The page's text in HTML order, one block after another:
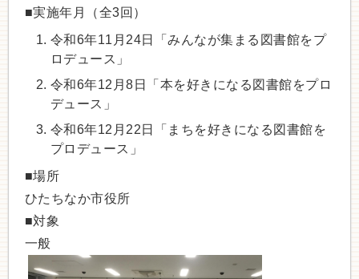
■実施年月（全3回）
令和6年11月24日「みんなが集まる図書館をプ
ロデュース」
令和6年12月8日「本を好きになる図書館をプロ
デュース」
令和6年12月22日「まちを好きになる図書館を
プロデュース」
■場所
ひたちなか市役所
■対象
一般